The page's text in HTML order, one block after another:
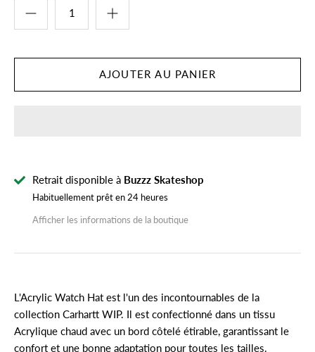
Retrait disponible à Buzzz Skateshop
Habituellement prêt en 24 heures
Afficher les informations de la boutique
L'Acrylic Watch Hat est l'un des incontournables de la
collection Carhartt WIP. Il est confectionné dans un tissu
Acrylique chaud avec un bord côtelé étirable, garantissant le
confort et une bonne adaptation pour toutes les tailles.